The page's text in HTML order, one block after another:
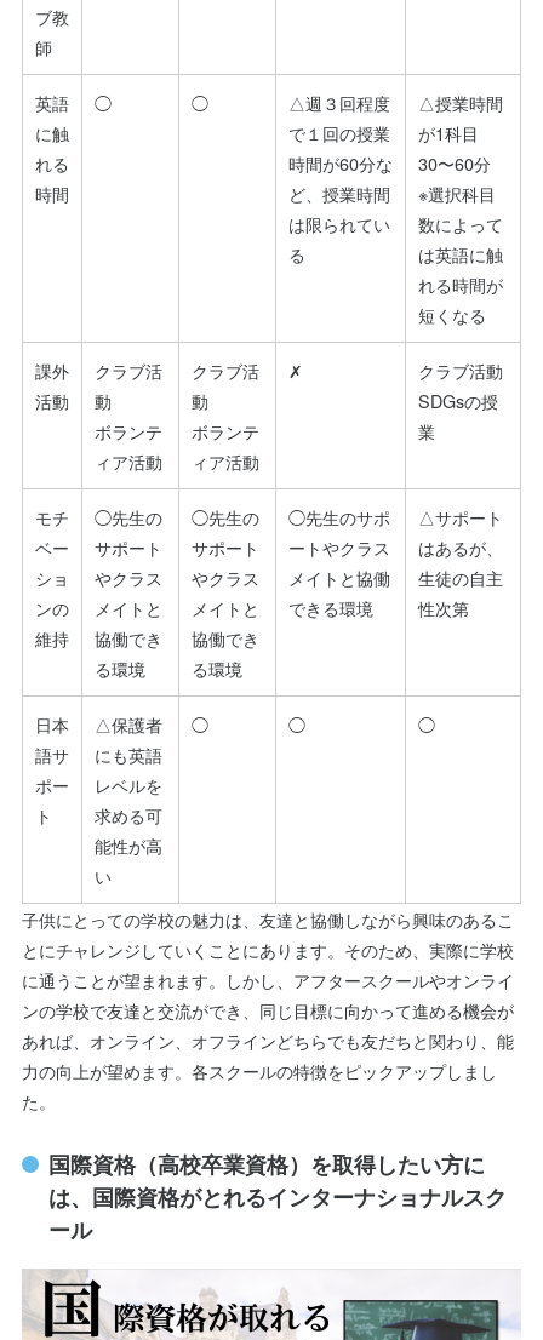
ブ教
師
英語
に触
れる
時間
◯ ◯
△週３回程度
で１回の授業
時間が60分な
ど、授業時間
は限られてい
る
△授業時間
が1科目
30〜60分
※選択科目
数によって
は英語に触
れる時間が
短くなる
課外
活動
クラブ活
動
ボランテ
ィア活動
クラブ活
動
ボランテ
ィア活動
✗
クラブ活動
SDGsの授
業
モチ
ベー
ショ
ンの
維持
◯先生の
サポート
やクラス
メイトと
協働でき
る環境
◯先生の
サポート
やクラス
メイトと
協働でき
る環境
◯先生のサポ
ートやクラス
メイトと協働
できる環境
△サポート
はあるが、
生徒の自主
性次第
日本
語サ
ポー
ト
△保護者
にも英語
レベルを
求める可
能性が高
い
◯ ◯ ◯
子供にとっての学校の魅力は、友達と協働しながら興味のあるこ
とにチャレンジしていくことにあります。そのため、実際に学校
に通うことが望まれます。しかし、アフタースクールやオンライ
ンの学校で友達と交流ができ、同じ目標に向かって進める機会が
あれば、オンライン、オフラインどちらでも友だちと関わり、能
力の向上が望めます。各スクールの特徴をピックアップしまし
た。
国際資格（高校卒業資格）を取得したい方に
は、国際資格がとれるインターナショナルスク
ール